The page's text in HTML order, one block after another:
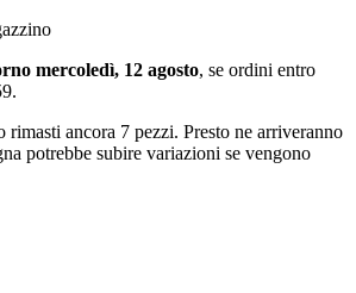
mercoledì, 12 agosto, se ordini entro
.
rimasti ancora 7 pezzi. Presto ne arriveranno
potrebbe subire variazioni se vengono